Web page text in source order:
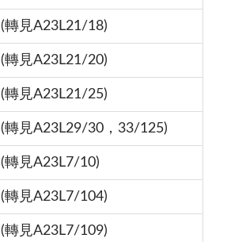
(轉見A23L21/18)
(轉見A23L21/20)
(轉見A23L21/25)
(轉見A23L29/30，33/125)
(轉見A23L7/10)
(轉見A23L7/104)
(轉見A23L7/109)